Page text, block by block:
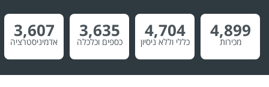
4,899
מכירות
4,704
כללי וללא ניסיון
3,635
כספים וכלכלה
3,607
אדמיניסטרציה